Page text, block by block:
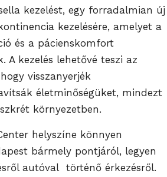
kezelést, egy forradalmian új
kezelésére, amelyet a
és a pácienskomfort
A kezelés lehetővé teszi az
visszanyerjék
életminőségüket, mindezt
környezetben.
helyszíne könnyen
bármely pontjáról, legyen
autóval történő érkezésről.